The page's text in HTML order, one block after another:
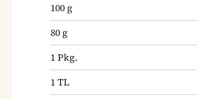
100 g
80 g
1Pkg.
1TL